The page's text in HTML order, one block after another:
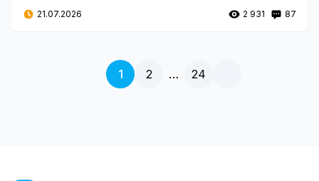
отличените обекти с MICHELIN Key и как те променят
туризма ни.
21.07.2026 2 931 87
1 2 … 24